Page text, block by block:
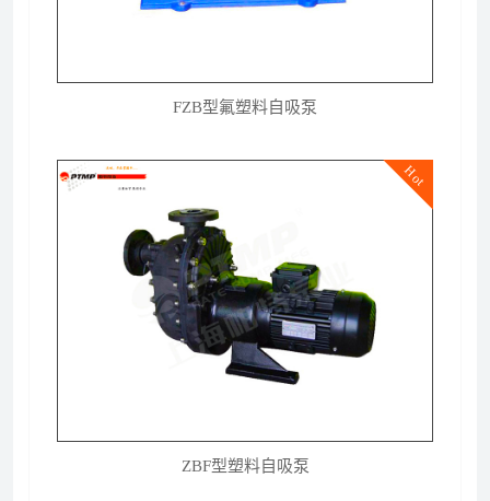
FZB型氟塑料自吸泵
Hot
ZBF型塑料自吸泵